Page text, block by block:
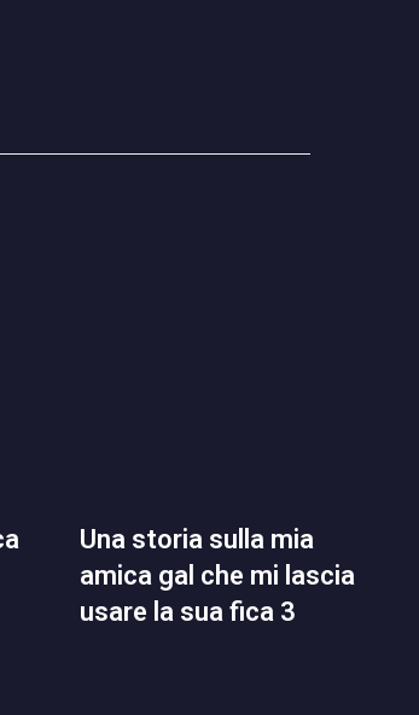
una storia sulla mia
amica gal che mi lascia
usare la sua fica 3